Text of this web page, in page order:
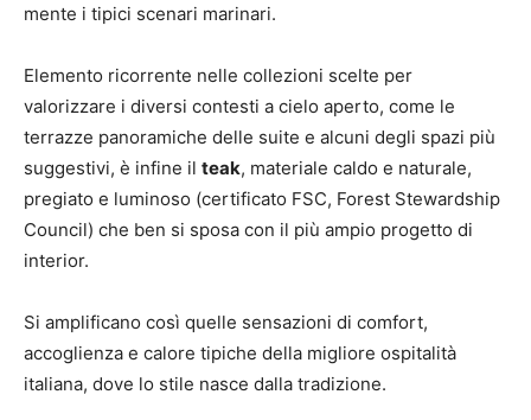
mente i tipici scenari marinari.
Elemento ricorrente nelle collezioni scelte per
valorizzare i diversi contesti a cielo aperto, come le
terrazze panoramiche delle suite e alcuni degli spazi più
suggestivi, è infine il teak, materiale caldo e naturale,
pregiato e luminoso (certificato FSC, Forest Stewardship
Council) che ben si sposa con il più ampio progetto di
interior.
Si amplificano così quelle sensazioni di comfort,
accoglienza e calore tipiche della migliore ospitalità
italiana, dove lo stile nasce dalla tradizione.